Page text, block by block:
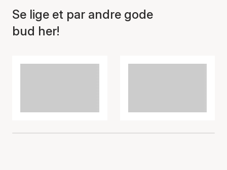
Se lige et par andre gode
bud her!